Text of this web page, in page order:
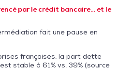
par le crédit bancaire… et le
fait une pause en
françaises, la part dette
stable à 61% vs. 39% (source